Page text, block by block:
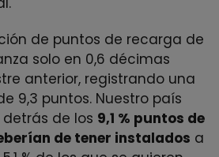
de puntos de recarga de
solo en 0,6 décimas
anterior, registrando una
9,3 puntos. Nuestro país
de los 9,1 % puntos de
de tener instalados a